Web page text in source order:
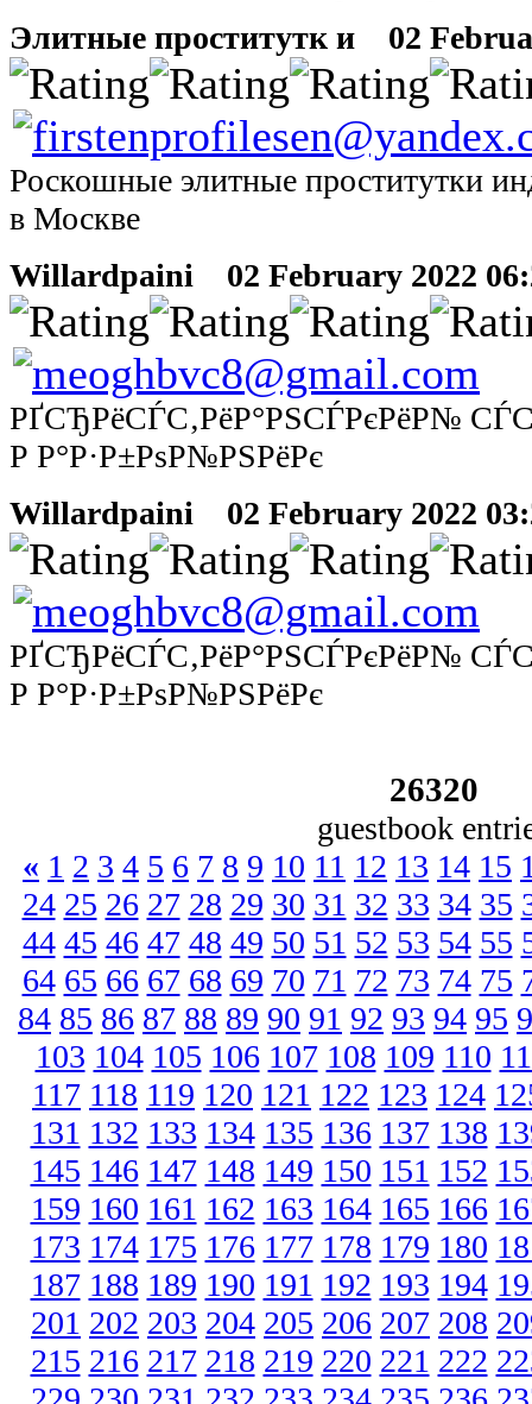
Элитные проститутк и
02
Роскошные элитные проститутки
в Москве
Willardpaini
02 February 2022
РҐСЂРёСЃС‚РёР°РЅСЃРєРёР№
Р Р°Р·Р±РѕР№РЅРёРє
Willardpaini
02 February 2022
РҐСЂРёСЃС‚РёР°РЅСЃРєРёР№
Р Р°Р·Р±РѕР№РЅРёРє
26320
guestbook
« 1 2 3 4 5 6 7 8 9 10 11 12 13 14 15
24 25 26 27 28 29 30 31 32 33 34 35
44 45 46 47 48 49 50 51 52 53 54 55
64 65 66 67 68 69 70 71 72 73 74 75
84 85 86 87 88 89 90 91 92 93 94 95
103 104 105 106 107 108 109 110
117 118 119 120 121 122 123 124
131 132 133 134 135 136 137 138
145 146 147 148 149 150 151 152
159 160 161 162 163 164 165 166
173 174 175 176 177 178 179 180
187 188 189 190 191 192 193 194
201 202 203 204 205 206 207 208
215 216 217 218 219 220 221 222